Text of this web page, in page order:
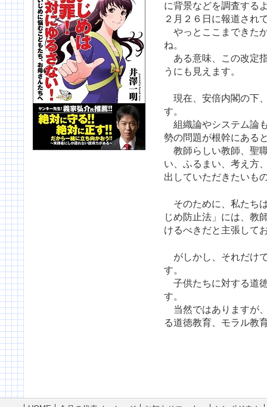
に背景などを調査する
２月２６日に報道され
やっとここまできた
ね。
ある意味、この改定
うにも見えます。
現在、安倍内閣の下
す。
組織論やシステム論
勢の問題が根幹にある
教師らしい教師、聖
い、ふるまい、考え方
出していただきたいも
そのために、私たち
じめ防止法」には、教
けるべきだと主張して
がしかし、それだけ
す。
子供たちに対する道
す。
当然ではありますが
る道徳教育、モラル教